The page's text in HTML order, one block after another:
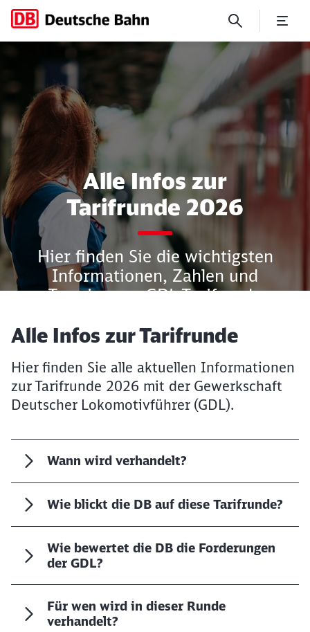
Alle Infos zur Tarifrunde
Alle Infos zur
Tarifrunde 2026
Hier finden Sie die wichtigsten
Informationen, Zahlen und
Termine zur GDL-Tarifrunde
Artikel:
Alle Infos zur Tarifrunde
Hier finden Sie alle aktuellen Informationen
zur Tarifrunde 2026 mit der Gewerkschaft
Deutscher Lokomotivführer (GDL).
Wann wird verhandelt?
Wie blickt die DB auf diese Tarifrunde?
Wie bewertet die DB die Forderungen
der GDL?
Für wen wird in dieser Runde
verhandelt?